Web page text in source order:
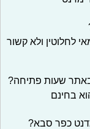
לחלוטין ולא קשור
שעות פתיחה?
בחינם
כפר סבא?